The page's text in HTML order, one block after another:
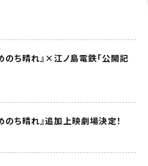
のち晴れ』×江ノ島電鉄「公開記
ち晴れ』追加上映劇場決定！